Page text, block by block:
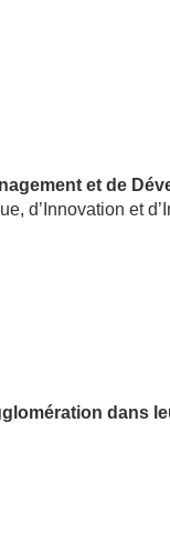
et de
d’Innovation et
dans